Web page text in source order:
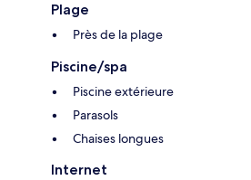
Plage
Près de la plage
Piscine/spa
Piscine extérieure
Parasols
Chaises longues
Internet